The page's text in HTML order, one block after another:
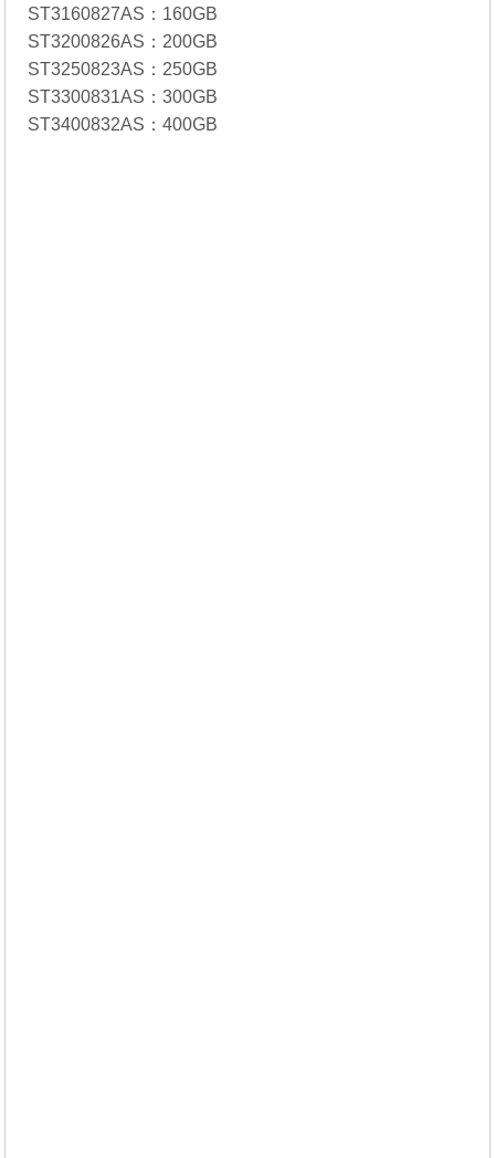
ST3160827AS：160GB
ST3200826AS：200GB
ST3250823AS：250GB
ST3300831AS：300GB
ST3400832AS：400GB